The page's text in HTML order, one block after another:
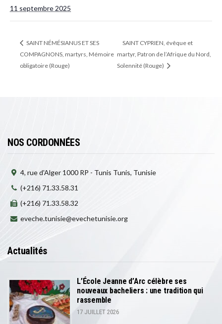
11 septembre 2025
SAINT NÉMÉSIANUS ET SES
COMPAGNONS, martyrs, Mémoire
obligatoire (Rouge)
SAINT CYPRIEN, évêque et
martyr, Patron de l’Afrique du Nord,
Solennité (Rouge)
NOS CORDONNÉES
4, rue d'Alger 1000 RP - Tunis Tunis, Tunisie
(+216) 71.33.58.31
(+216) 71.33.58.32
eveche.tunisie@evechetunisie.org
Actualités
L’École Jeanne d’Arc célèbre ses
nouveaux bacheliers : une tradition qui
rassemble
17 JUILLET 2026